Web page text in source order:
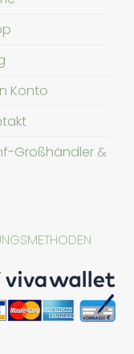
Konto
Großhändler &